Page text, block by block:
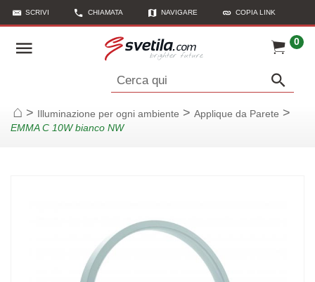
SCRIVI CHIAMATA NAVIGARE COPIA LINK
0
Cerca qui
Casa
> Illuminazione per ogni ambiente > Applique da Parete >
EMMA C 10W bianco NW